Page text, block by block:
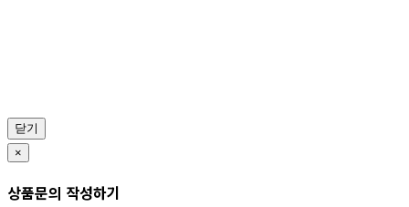
닫기
×
상품문의 작성하기